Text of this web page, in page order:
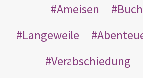
Ameisen
Langeweile
Verabschiedung